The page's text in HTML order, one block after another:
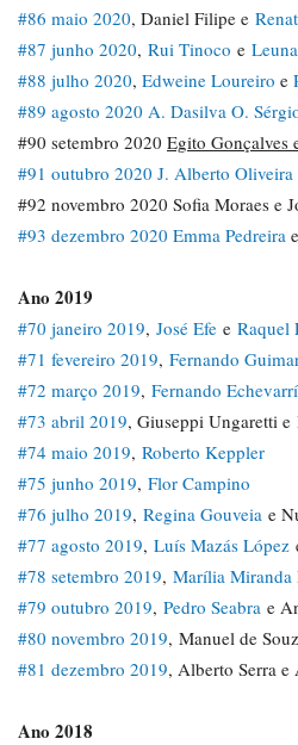
#86 maio 2020, Daniel Filipe e
#87 junho 2020, Rui Tinoco e
#88 julho 2020, Edweine Loureiro e
#89 agosto 2020 A. Dasilva O.
#90 setembro 2020 Egito Gonçalves
#91 outubro 2020 J. Alberto Oliveira
#92 novembro 2020 Sofia Moraes e
#93 dezembro 2020 Emma Pedreira e
Ano 2019
#70 janeiro 2019, José Efe e Raquel
#71 fevereiro 2019, Fernando
#72 março 2019, Fernando
#73 abril 2019, Giuseppi Ungaretti e
#74 maio 2019, Roberto Keppler
#75 junho 2019, Flor Campino
#76 julho 2019, Regina Gouveia e
#77 agosto 2019, Luís Mazás López
#78 setembro 2019, Marília Miranda
#79 outubro 2019, Pedro Seabra e
#80 novembro 2019, Manuel de
#81 dezembro 2019, Alberto Serra e
Ano 2018